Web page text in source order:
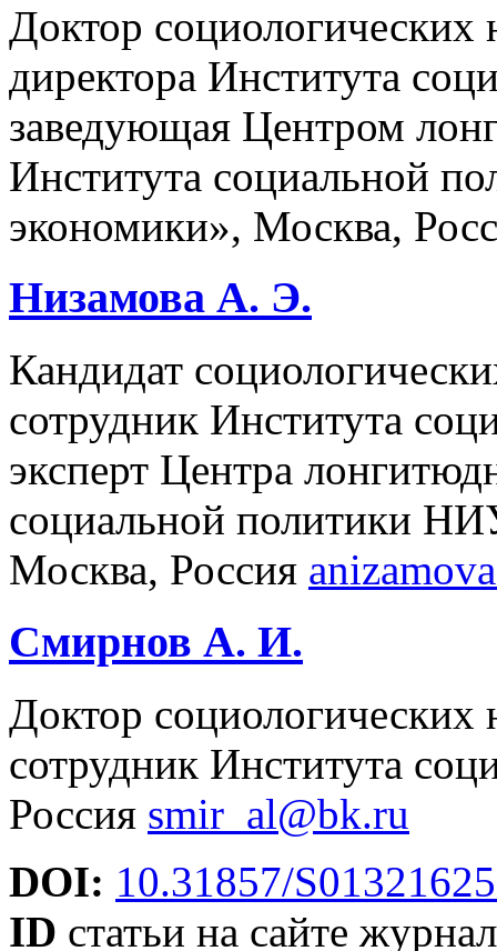
Доктор социологических
директора Института
заведующая Центром
Института социальной
экономики», Москва,
Низамова А. Э.
Кандидат
сотрудник Института
эксперт Центра
социальной политики
Москва, Россия
Смирнов А. И.
Доктор
сотрудник Института
Россия smir_al@bk.ru
DOI: 10.31857/
ID статьи на сайте